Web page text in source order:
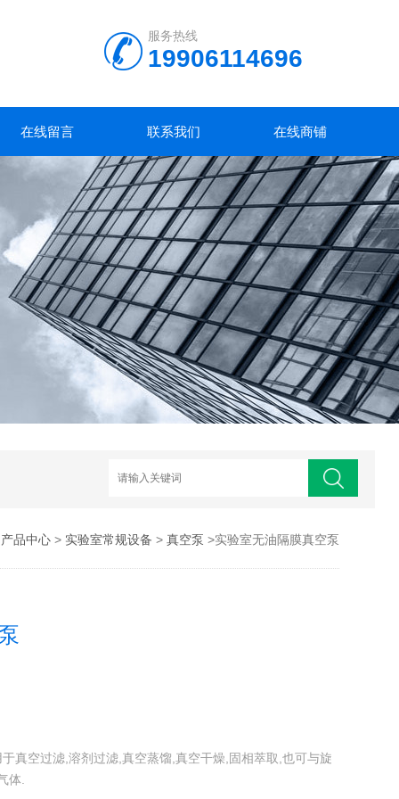
服务热线
19906114696
在线留言 联系我们 在线商铺
产品中心> 实验室常规设备 > 真空泵 >实验室无油隔膜真空泵
真空过滤,溶剂过滤,真空蒸馏,真空干燥,固相萃取,也可与旋
体.